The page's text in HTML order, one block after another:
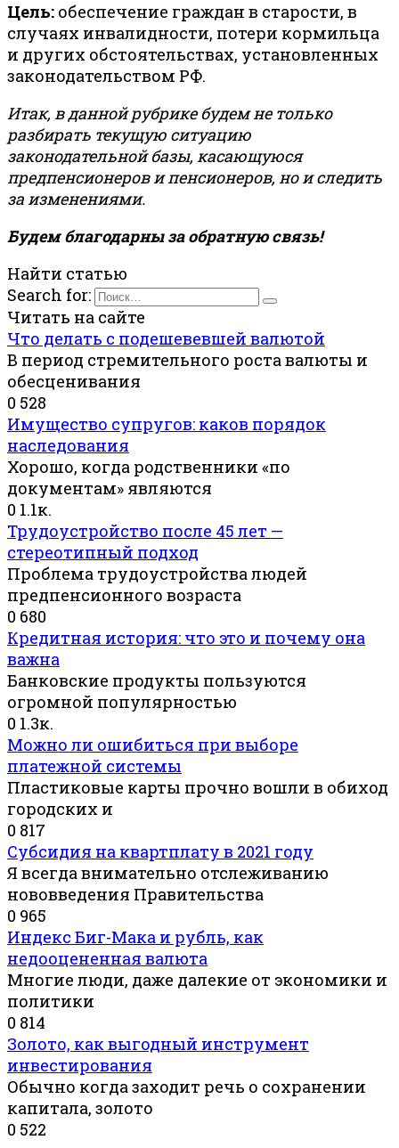
Цель: обеспечение граждан в старости, в
случаях инвалидности, потери кормильца
и других обстоятельствах, установленных
законодательством РФ.
Итак, в данной рубрике будем не только
разбирать текущую ситуацию
законодательной базы, касающуюся
предпенсионеров и пенсионеров, но и следить
за изменениями.
Будем благодарны за обратную связь!
Найти статью
Search for:
Читать на сайте
Что делать с подешевевшей валютой
В период стремительного роста валюты и
обесценивания
0 528
Имущество супругов: каков порядок
наследования
Хорошо, когда родственники «по
документам» являются
0 1.1к.
Трудоустройство после 45 лет —
стереотипный подход
Проблема трудоустройства людей
предпенсионного возраста
0 680
Кредитная история: что это и почему она
важна
Банковские продукты пользуются
огромной популярностью
0 1.3к.
Можно ли ошибиться при выборе
платежной системы
Пластиковые карты прочно вошли в обиход
городских и
0 817
Субсидия на квартплату в 2021 году
Я всегда внимательно отслеживанию
нововведения Правительства
0 965
Индекс Биг-Мака и рубль, как
недооцененная валюта
Многие люди, даже далекие от экономики и
политики
0 814
Золото, как выгодный инструмент
инвестирования
Обычно когда заходит речь о сохранении
капитала, золото
0 522